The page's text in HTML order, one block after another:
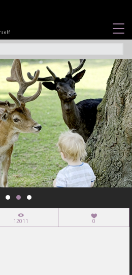
觀點專欄
焦點企劃
社會企業
認識我們
12011 0